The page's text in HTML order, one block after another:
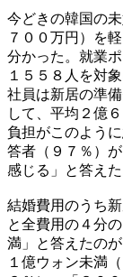
今どきの韓国の
７００万円）を
分かった。就業
１５５８人を対
社員は新居の準
して、平均２億
負担がこのよう
答者（９７％）
感じる」と答えた
結婚費用のうち
と全費用の４分
満」と答えたの
１億ウォン未満